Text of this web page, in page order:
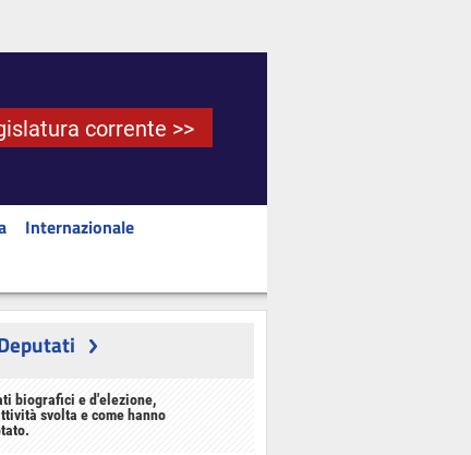
corrente >>
Internazionale
biografici e d'elezione,
svolta e come hanno